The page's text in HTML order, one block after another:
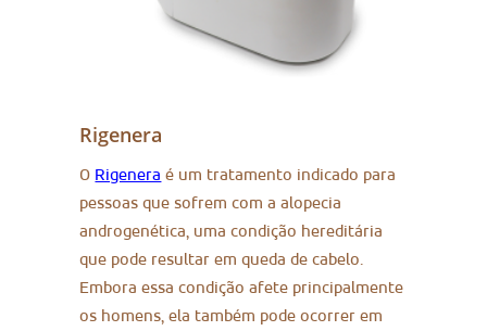
Rigenera
O Rigenera é um tratamento indicado para
pessoas que sofrem com a alopecia
androgenética, uma condição hereditária
que pode resultar em queda de cabelo.
Embora essa condição afete principalmente
os homens, ela também pode ocorrer em